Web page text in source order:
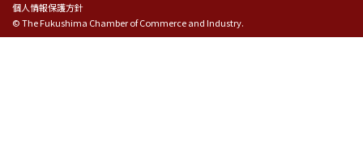
個人情報保護方針
© The Fukushima Chamber of Commerce and Industry.